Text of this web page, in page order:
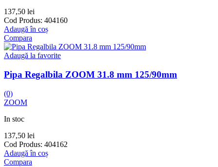
137,50 lei
Cod Produs: 404160
Adaugă în coș
Compara
Adaugă la favorite
Pipa Regalbila ZOOM 31.8 mm 125/90mm
(0)
ZOOM
In stoc
137,50 lei
Cod Produs: 404162
Adaugă în coș
Compara